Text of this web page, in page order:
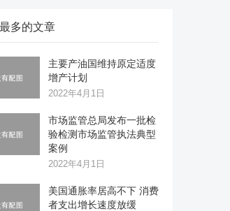
多的文章
主要产油国维持原定适度
增产计划
2022年4月1日
市场监管总局发布一批检
验检测市场监管执法典型
案例
2022年4月1日
美国通胀率居高不下 消费
者支出增长速度放缓